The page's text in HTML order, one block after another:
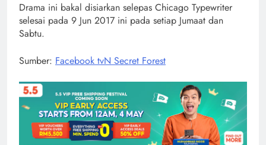
Drama ini bakal disiarkan selepas Chicago Typewriter
selesai pada 9 Jun 2017 ini pada setiap Jumaat dan
Sabtu.
Sumber: Facebook tvN Secret Forest